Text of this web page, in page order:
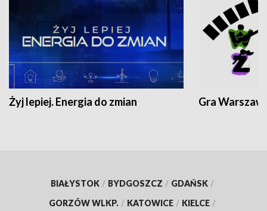
Żyj lepiej. Energia do zmian Gra
BIAŁYSTOK / BYDGOSZCZ / GDAŃSK /
GORZÓW WLKP. / KATOWICE / KIELCE /